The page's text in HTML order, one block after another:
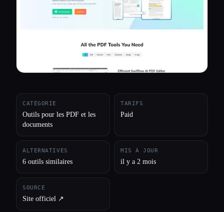
CATÉGORIE
Outils pour les PDF et les
documents
TARIFS
Paid
ALTERNATIVES
6 outils similaires
MIS À JOUR
il y a 2 mois
SOURCE
Site officiel ↗︎